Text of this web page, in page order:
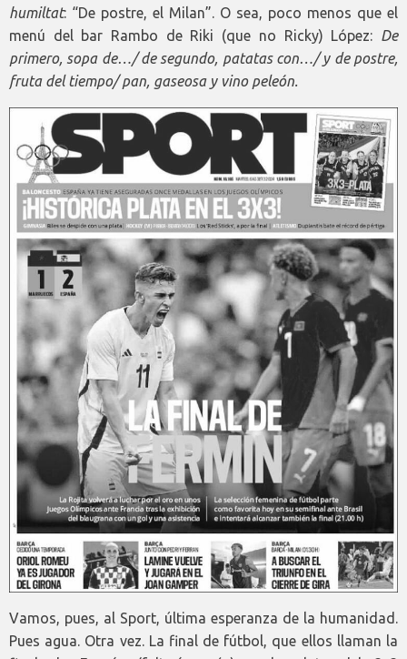
humiltat: “De postre, el Milan”. O sea, poco menos que el
menú del bar Rambo de Riki (que no Ricky) López: De
primero, sopa de…/ de segundo, patatas con…/ y de postre,
fruta del tiempo/ pan, gaseosa y vino peleón.
Vamos, pues, al Sport, última esperanza de la humanidad.
Pues agua. Otra vez. La final de fútbol, que ellos llaman la